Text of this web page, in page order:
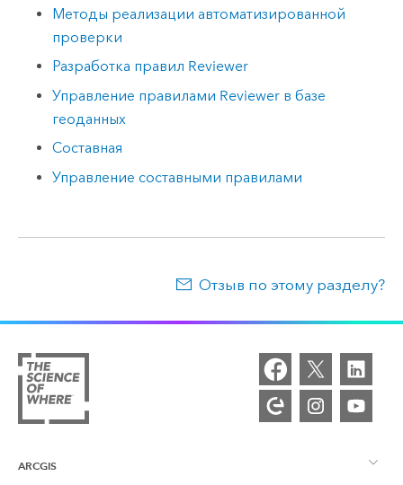
Методы реализации автоматизированной
проверки
Разработка правил Reviewer
Управление правилами Reviewer в базе
геоданных
Составная
Управление составными правилами
Отзыв по этому разделу?
ARCGIS